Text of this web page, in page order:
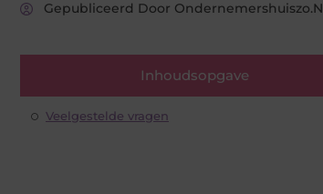
Gepubliceerd Door Ondernemershuiszo.nl
Inhoudsopgave
Veelgestelde vragen